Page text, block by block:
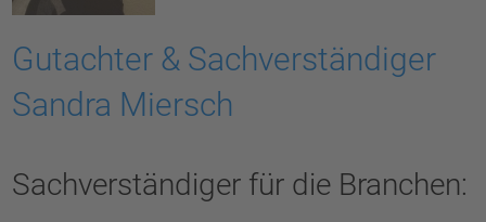
Gutachter & Sachverständiger
Sandra Miersch
Sachverständiger für die Branchen: